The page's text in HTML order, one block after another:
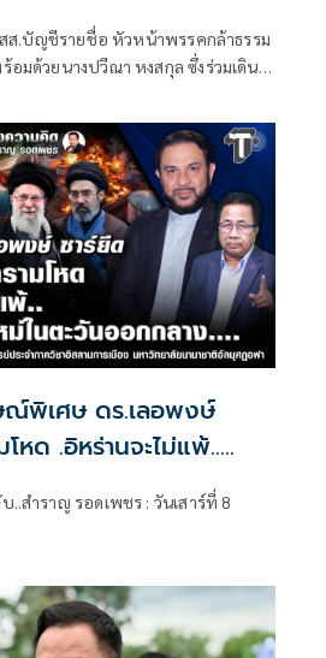
ส.บัญชีรายชื่อ หัวหน้าพรรคกล้าธรรม
มด้วยนางปวีณา หงสกุล ซึ่งร่วมเดิน
ดยมีการประชุมหารือแนวทางการ
บายในพื้นที่ ก่อนเดินทางต่อไปยัง
ณ์พิเศษ ดร.เลอพงษ์
หด .อิหร่านจะไม่แพ้..
มคิด กับ..สำราญ รอด
สำราญ รอดเพชร : วันเสาร์ที่ 8